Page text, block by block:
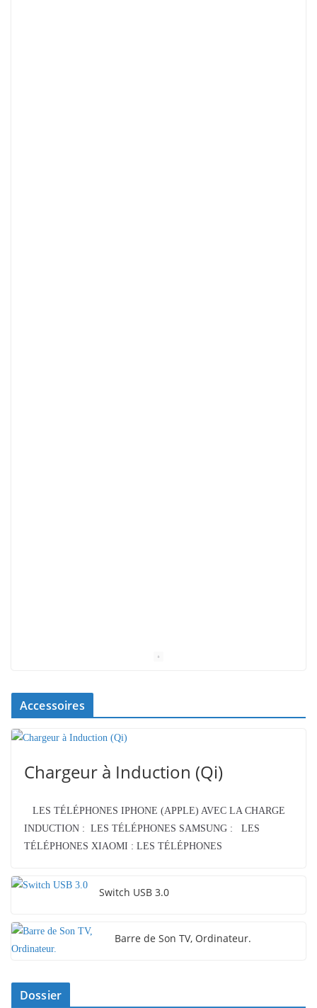
Accessoires
Chargeur à Induction (Qi)
LES TÉLÉPHONES IPHONE (APPLE) AVEC LA CHARGE
INDUCTION : LES TÉLÉPHONES SAMSUNG : LES
TÉLÉPHONES XIAOMI : LES TÉLÉPHONES
Switch USB 3.0
Barre de Son TV, Ordinateur.
Dossier